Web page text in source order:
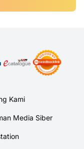
Kami
Media Siber